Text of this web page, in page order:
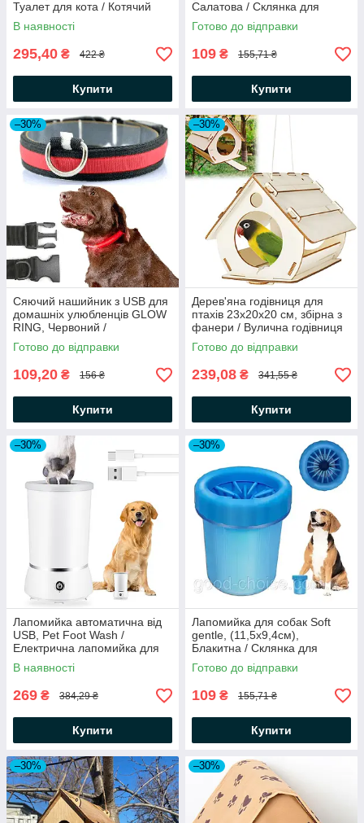
Туалет для кота / Котячий
туалет
В наявності
295,40 ₴ 422 ₴
Купити
Салатова / Склянка для
миття лап / Cиликоновий
очищувач лап
Готово до відправки
109 ₴ 155,71 ₴
Купити
–30%
Сяючий нашийник з USB для
домашніх улюбленців GLOW
RING, Червоний /
Світлодіодний нашийник для
котів і собак
Готово до відправки
109,20 ₴ 156 ₴
Купити
–30%
Дерев'яна годівниця для
птахів 23х20х20 см, збірна з
фанери / Вулична годівниця
підвісна для пташок
Готово до відправки
239,08 ₴ 341,55 ₴
Купити
–30%
Лапомийка автоматична від
USB, Pet Foot Wash /
Електрична лапомийка для
собак / Мийка для лап собак
В наявності
269 ₴ 384,29 ₴
Купити
–30%
Лапомийка для собак Soft
gentle, (11,5х9,4см),
Блакитна / Склянка для
миття лап / Cиликоновий
очищувач лап
Готово до відправки
109 ₴ 155,71 ₴
Купити
–30% –30%